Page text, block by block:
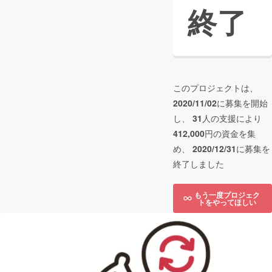
終了
このプロジェクトは、
2020/11/02に募集を開始
し、 31 人の支援により
412,000円の資金を集
め、 2020/12/31に募集を
終了しました
もう一度プロジェク
トをやってほしい